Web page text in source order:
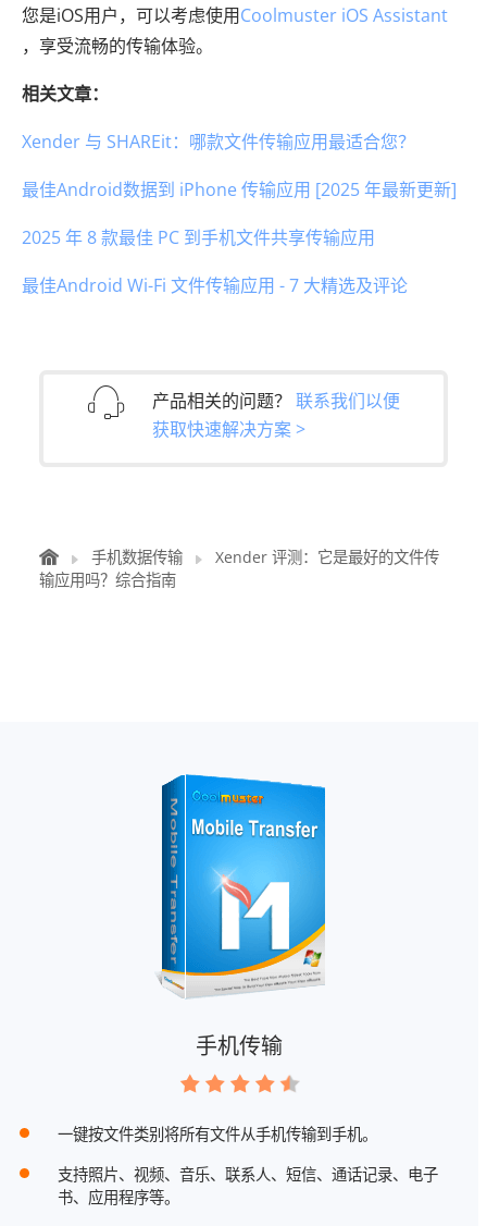
您是iOS用户，可以考虑使用Coolmuster iOS Assistant
，享受流畅的传输体验。
相关文章：
Xender 与 SHAREit：哪款文件传输应用最适合您？
最佳Android数据到 iPhone 传输应用 [2025 年最新更新]
2025 年 8 款最佳 PC 到手机文件共享传输应用
最佳Android Wi-Fi 文件传输应用 - 7 大精选及评论
产品相关的问题？ 联系我们以便
获取快速解决方案 >
手机数据传输
Xender 评测：它是最好的文件传
输应用吗？综合指南
手机传输
一键按文件类别将所有文件从手机传输到手机。
支持照片、视频、音乐、联系人、短信、通话记录、电子
书、应用程序等。